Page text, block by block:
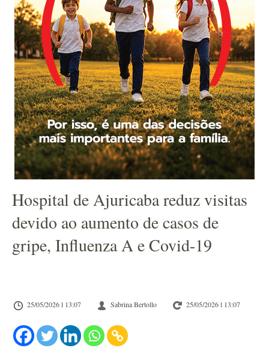
Hospital de Ajuricaba reduz visitas
devido ao aumento de casos de
gripe, Influenza A e Covid-19
25/05/2026 l 13:07 Sabrina Bertollo 25/05/2026 l 13:07